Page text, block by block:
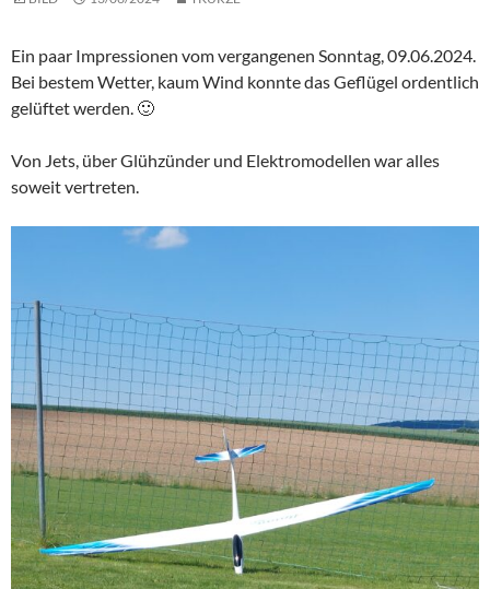
Ein paar Impressionen vom vergangenen Sonntag, 09.06.2024.
Bei bestem Wetter, kaum Wind konnte das Geflügel ordentlich
gelüftet werden. 🙂
Von Jets, über Glühzünder und Elektromodellen war alles
soweit vertreten.